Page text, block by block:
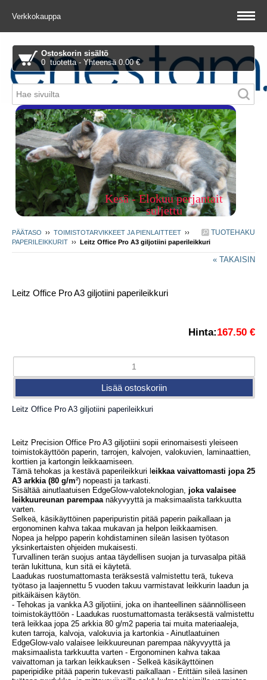
Verkkokauppa
Ostoskorin sisältö
0 tuotetta - Yhteensä 0.00 €
Piitie 1 A, 01510 Vantaa
Kesä - Elokuu perjantait
suljettu
TUOTEHAKU
PÄÄTASO ›› TOIMISTOTARVIKKEET JA PIENLAITTEET ››
PAPERILEIKKURIT ›› Leitz Office Pro A3 giljotiini paperileikkuri
« TAKAISIN
Leitz Office Pro A3 giljotiini paperileikkuri
Hinta:167.50 €
Leitz Office Pro A3 giljotiini paperileikkuri
Leitz Precision Office Pro A3 giljotiini sopii erinomaisesti yleiseen
toimistokäyttöön paperin, tarrojen, kalvojen, valokuvien, laminaattien,
korttien ja kartongin leikkaamiseen.
Tämä tehokas ja kestävä paperileikkuri l eikkaa vaivattomasti jopa 25
A3 arkkia (80 g/m²) nopeasti ja tarkasti.
Sisältää ainutlaatuisen EdgeGlow-valoteknologian, joka valaisee
leikkuureunan parempaanäkyvyyttä ja maksimaalista tarkkuutta
varten.
Selkeä, käsikäyttöinen paperipuristin pitää paperin paikallaan ja
ergonominen kahva takaa mukavan ja helpon leikkaamisen.
Nopea ja helppo paperin kohdistaminen sileän lasisen työtason
yksinkertaisten ohjeiden mukaisesti.
Turvallinen terän suojus antaa täydellisen suojan ja turvasalpa pitää
terän lukittuna, kun sitä ei käytetä.
Laadukas ruostumattomasta teräksestä valmistettu terä, tukeva
työtaso ja laajennettu 5 vuoden takuu varmistavat leikkurin laadun ja
pitkäikäisen käytön.
- Tehokas ja vankka A3 giljotiini, joka on ihanteellinen säännölliseen
toimistokäyttöön - Laadukas ruostumattomasta teräksestä valmistettu
terä leikkaa jopa 25 arkkia 80 g/m2 paperia tai muita materiaaleja,
kuten tarroja, kalvoja, valokuvia ja kartonkia - Ainutlaatuinen
EdgeGlow-valo valaisee leikkuureunan parempaa näkyvyyttä ja
maksimaalista tarkkuutta varten - Ergonominen kahva takaa
vaivattoman ja tarkan leikkauksen - Selkeä käsikäyttöinen
paperipidike pitää paperin tukevasti paikallaan - Erittäin sileä lasinen